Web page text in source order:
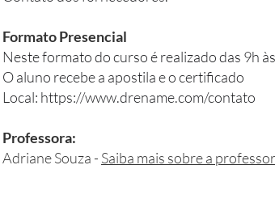
Formato Presencial
Neste formato do curso é realizado das 9h
O aluno recebe a apostila e o certificado
Local: https://www.drename.com/contato
Professora:
Adriane Souza - Saiba mais sobre a